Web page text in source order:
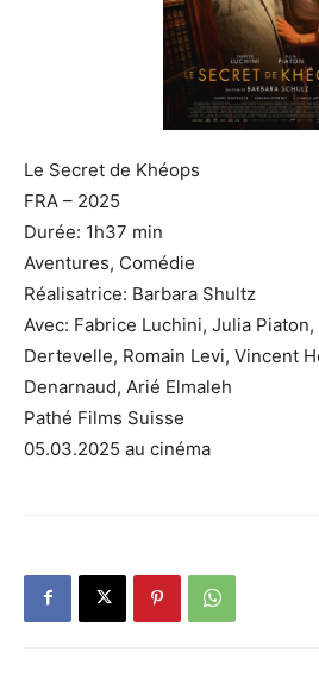
Le Secret de Khéops
FRA – 2025
Durée: 1h37 min
Aventures, Comédie
Réalisatrice: Barbara Shultz
Avec: Fabrice Luchini, Julia
Dertevelle, Romain Levi, Vincent
Denarnaud, Arié Elmaleh
Pathé Films Suisse
05.03.2025 au cinéma